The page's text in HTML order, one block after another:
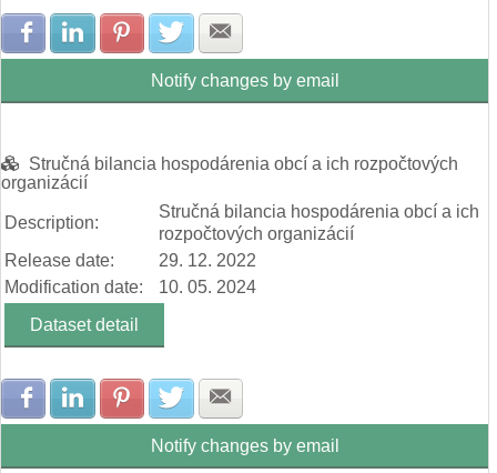
Share with Facebook
Share with LinkedIn
Share with Pinterest
Share with Twitter
Notify changes by email
Stručná bilancia hospodárenia obcí a ich rozpočtových
organizácií
Description:
Stručná bilancia hospodárenia obcí a ich
rozpočtových organizácií
Release date:
29. 12. 2022
Modification date:
10. 05. 2024
Dataset detail
Share with Facebook
Share with LinkedIn
Share with Pinterest
Share with Twitter
Notify changes by email